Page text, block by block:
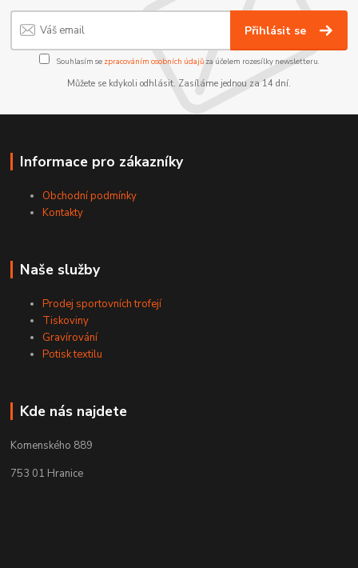
Přihlásit se
Souhlasím se zpracováním osobních údajůza účelem rozesílky newsletteru.
Můžete se kdykoli odhlásit. Zasíláme jednou za 14 dní.
Informace pro zákazníky
Obchodní podmínky
Kontakty
Naše služby
Prodej sportovních trofejí
Tiskoviny
Gravírování
Potisk textilu
Kde nás najdete
Komenského 889
753 01 Hranice